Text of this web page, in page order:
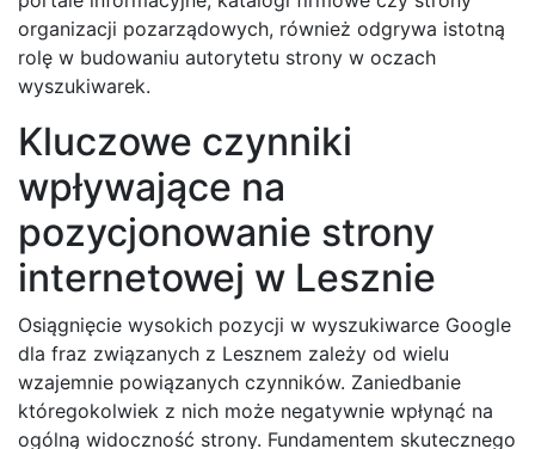
organizacji pozarządowych, również odgrywa istotną
rolę w budowaniu autorytetu strony w oczach
wyszukiwarek.
Kluczowe czynniki
wpływające na
pozycjonowanie strony
internetowej w Lesznie
Osiągnięcie wysokich pozycji w wyszukiwarce Google
dla fraz związanych z Lesznem zależy od wielu
wzajemnie powiązanych czynników. Zaniedbanie
któregokolwiek z nich może negatywnie wpłynąć na
ogólną widoczność strony. Fundamentem skutecznego